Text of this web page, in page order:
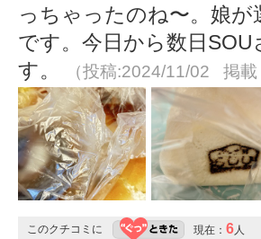
っちゃったのね〜。娘
です。今日から数日
す。
（投稿:2024/11/02 掲載
このクチコミに 現在： 6人